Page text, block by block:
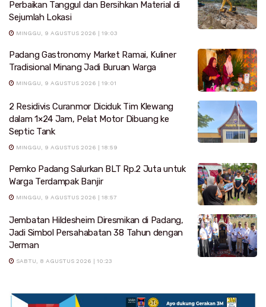
Perbaikan Tanggul dan Bersihkan Material di
Sejumlah Lokasi
MINGGU, 9 AGUSTUS 2026 | 19:03
Padang Gastronomy Market Ramai, Kuliner
Tradisional Minang Jadi Buruan Warga
MINGGU, 9 AGUSTUS 2026 | 19:01
2 Residivis Curanmor Diciduk Tim Klewang
dalam 1×24 Jam, Pelat Motor Dibuang ke
Septic Tank
MINGGU, 9 AGUSTUS 2026 | 18:59
Pemko Padang Salurkan BLT Rp.2 Juta untuk
Warga Terdampak Banjir
MINGGU, 9 AGUSTUS 2026 | 18:57
Jembatan Hildesheim Diresmikan di Padang,
Jadi Simbol Persahabatan 38 Tahun dengan
Jerman
SABTU, 8 AGUSTUS 2026 | 10:23